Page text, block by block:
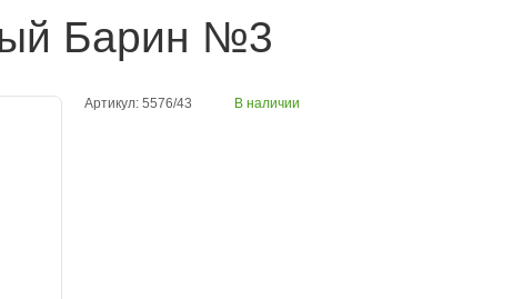
Барин №3
Артикул: 5576/43 В наличии